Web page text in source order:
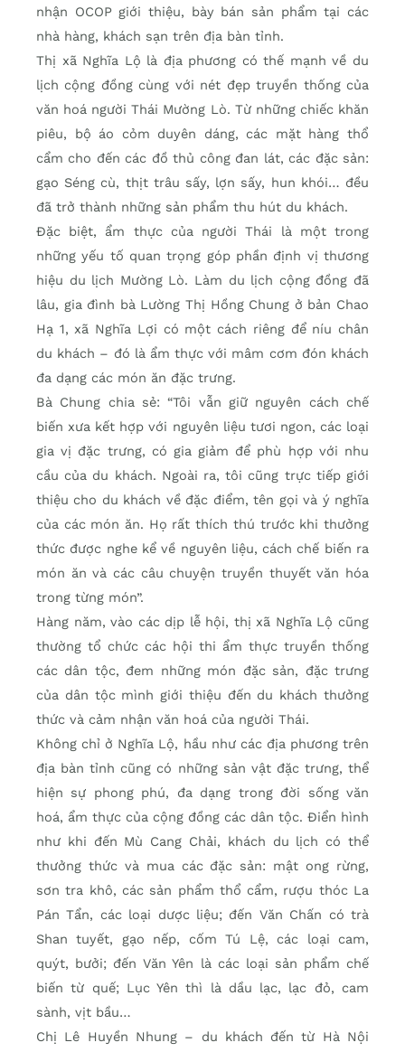
nhận OCOP giới thiệu, bày bán sản phẩm tại các
nhà hàng, khách sạn trên địa bàn tỉnh.
Thị xã Nghĩa Lộ là địa phương có thế mạnh về du
lịch cộng đồng cùng với nét đẹp truyền thống của
văn hoá người Thái Mường Lò. Từ những chiếc khăn
piêu, bộ áo cỏm duyên dáng, các mặt hàng thổ
cẩm cho đến các đồ thủ công đan lát, các đặc sản:
gạo Séng cù, thịt trâu sấy, lợn sấy, hun khói… đều
đã trở thành những sản phẩm thu hút du khách.
Đặc biệt, ẩm thực của người Thái là một trong
những yếu tố quan trọng góp phần định vị thương
hiệu du lịch Mường Lò. Làm du lịch cộng đồng đã
lâu, gia đình bà Lường Thị Hồng Chung ở bản Chao
Hạ 1, xã Nghĩa Lợi có một cách riêng để níu chân
du khách – đó là ẩm thực với mâm cơm đón khách
đa dạng các món ăn đặc trưng.
Bà Chung chia sẻ: “Tôi vẫn giữ nguyên cách chế
biến xưa kết hợp với nguyên liệu tươi ngon, các loại
gia vị đặc trưng, có gia giảm để phù hợp với nhu
cầu của du khách. Ngoài ra, tôi cũng trực tiếp giới
thiệu cho du khách về đặc điểm, tên gọi và ý nghĩa
của các món ăn. Họ rất thích thú trước khi thưởng
thức được nghe kể về nguyên liệu, cách chế biến ra
món ăn và các câu chuyện truyền thuyết văn hóa
trong từng món”.
Hàng năm, vào các dịp lễ hội, thị xã Nghĩa Lộ cũng
thường tổ chức các hội thi ẩm thực truyền thống
các dân tộc, đem những món đặc sản, đặc trưng
của dân tộc mình giới thiệu đến du khách thưởng
thức và cảm nhận văn hoá của người Thái.
Không chỉ ở Nghĩa Lộ, hầu như các địa phương trên
địa bàn tỉnh cũng có những sản vật đặc trưng, thể
hiện sự phong phú, đa dạng trong đời sống văn
hoá, ẩm thực của cộng đồng các dân tộc. Điển hình
như khi đến Mù Cang Chải, khách du lịch có thể
thưởng thức và mua các đặc sản: mật ong rừng,
sơn tra khô, các sản phẩm thổ cẩm, rượu thóc La
Pán Tẩn, các loại dược liệu; đến Văn Chấn có trà
Shan tuyết, gạo nếp, cốm Tú Lệ, các loại cam,
quýt, bưởi; đến Văn Yên là các loại sản phẩm chế
biến từ quế; Lục Yên thì là dầu lạc, lạc đỏ, cam
sành, vịt bầu…
Chị Lê Huyền Nhung – du khách đến từ Hà Nội